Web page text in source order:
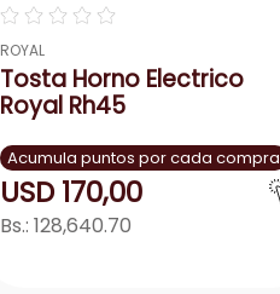
☆☆☆☆☆
ROYAL
Tosta Horno Electrico
Royal Rh45
Acumula puntos por cada compra
USD 170,00
Bs.: 128,640.70